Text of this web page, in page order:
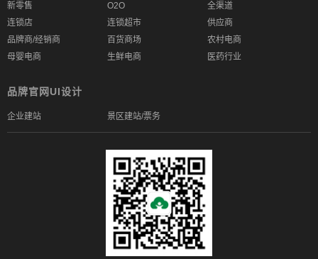
新零售 O2O
全渠道
连锁店
连锁超市
供应商
品牌商/经销商
百货商场
农村电商
母婴电商
生鲜电商 医药行业
品牌官网UI设计
企业建站 景区建站/票务